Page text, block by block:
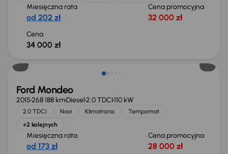
Miesięczna rata
od 202 zł
Cena promocyjna
32 000 zł
Cena
34 000 zł
Ford Mondeo
2015268 188 kmDiesel2.0 TDCI110 kW
2.0 TDCI Navi Klimatronic
Tempomat
+2 kolejnych
Miesięczna rata
od 173 zł
Cena promocyjna
28 000 zł